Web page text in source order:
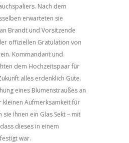
Nach dem
erwarteten sie
Brandt und Vorsitzende
offiziellen Gratulation von
Kommandant und
dem Hochzeitspaar für
alles erdenklich Gute.
eines Blumenstraußes an
kleinen Aufmerksamkeit für
ihnen ein Glas Sekt – mit
dieses in einem
war.